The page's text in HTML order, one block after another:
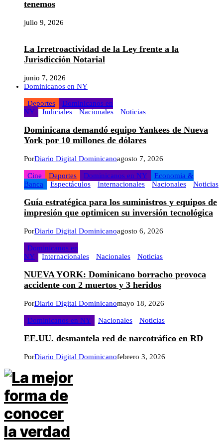
tenemos
julio 9, 2026
La Irretroactividad de la Ley frente a la
Jurisdicción Notarial
junio 7, 2026
Dominicanos en NY
Deportes
Dominicanos en
NY
Judiciales Nacionales Noticias
Dominicana demandó equipo Yankees de Nueva
York por 10 millones de dólares
PorDiario Digital Dominicanoagosto 7, 2026
Cine Deportes Dominicanos en NY
Economia &
Banca
Espectáculos Internacionales Nacionales Noticias
Guía estratégica para los suministros y equipos de
impresión que optimicen su inversión tecnológica
PorDiario Digital Dominicanoagosto 6, 2026
Dominicanos en
NY
Internacionales Nacionales Noticias
NUEVA YORK: Dominicano borracho provoca
accidente con 2 muertos y 3 heridos
PorDiario Digital Dominicanomayo 18, 2026
Dominicanos en NY Nacionales Noticias
EE.UU. desmantela red de narcotráfico en RD
PorDiario Digital Dominicanofebrero 3, 2026